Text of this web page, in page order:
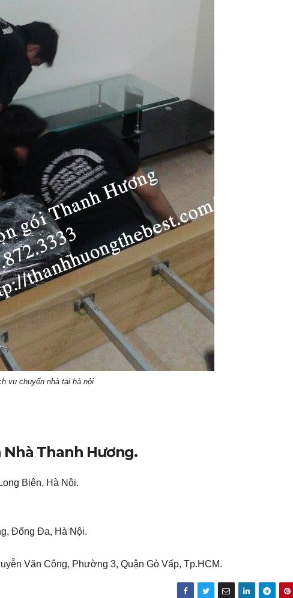
vụ chuyển nhà tại hà nội
Nhà Thanh Hương.
Biên, Hà Nội.
Đống Đa, Hà Nội.
Văn Công, Phường 3, Quận Gò Vấp, Tp.HCM.